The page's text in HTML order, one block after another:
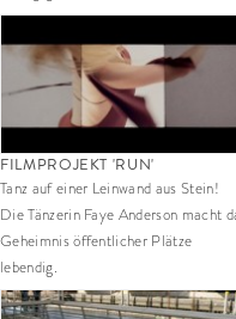
FILMPROJEKT 'RUN'
Tanz auf einer Leinwand aus Stein!
Die Tänzerin Faye Anderson macht
Geheimnis öffentlicher Plätze
lebendig.